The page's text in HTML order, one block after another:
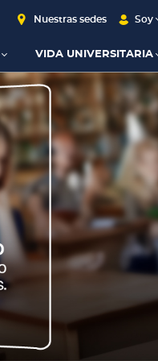
Nuestras sedes Soy
VIDA UNIVERSITARIA